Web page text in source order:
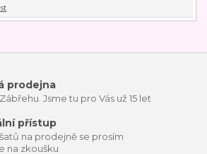
prodejna
Jsme tu pro Vás už 15 let
přístup
na prodejně se prosím
na zkoušku